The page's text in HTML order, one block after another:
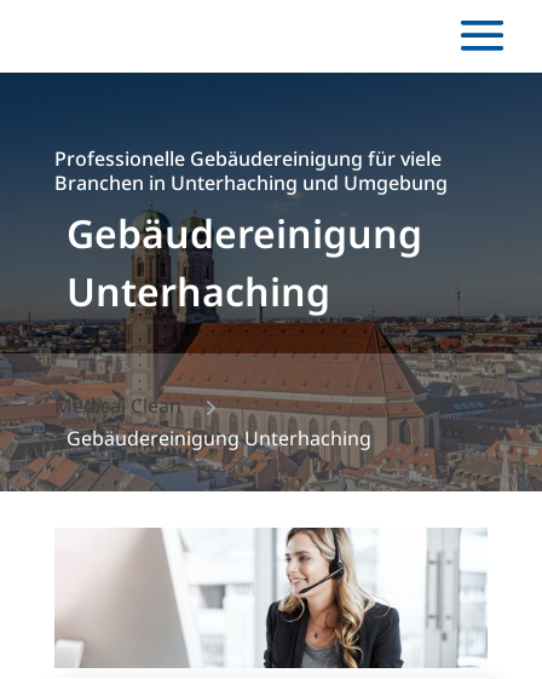
Professionelle Gebäudereinigung für viele
Branchen in Unterhaching und Umgebung
Gebäudereinigung
Unterhaching
Medical Clean 5
Gebäudereinigung Unterhaching